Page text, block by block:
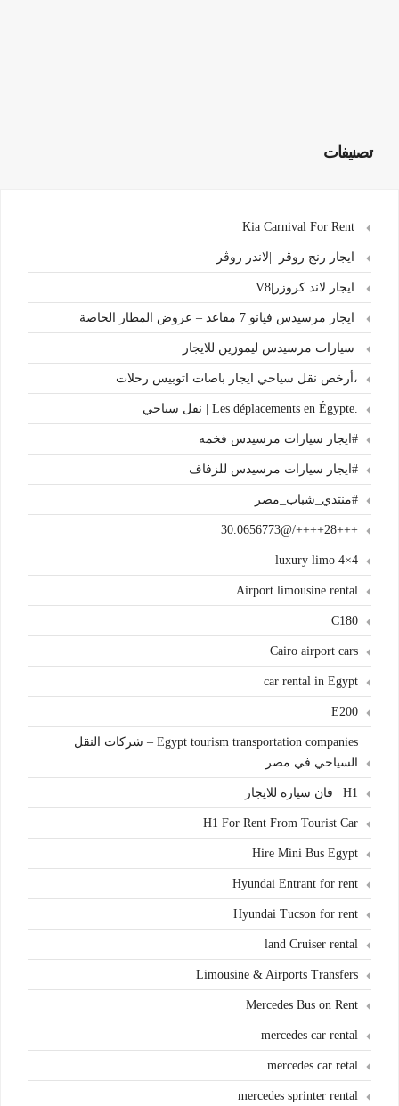
تصنيفات
ايجار رنج روڤر |لاندر روڤر
ايجار لاند كروزر|V8
ايجار مرسيدس فيانو 7 مقاعد – عروض المطار الخاصة
سيارات مرسيدس ليموزين للايجار
،أرخص نقل سياحي ايجار باصات اتوبيس رحلات
.Les déplacements en Égypte | نقل سياحي
#ايجار سيارات مرسيدس فخمه
#ايجار سيارات مرسيدس للزفاف
#منتدي_شباب_مصر
+++28++++/@30.0656773
4×4 luxury limo
Airport limousine rental
C180
Cairo airport cars
car rental in Egypt
E200
Egypt tourism transportation companies – شركات النقل
السياحي في مصر
H1 | فان سيارة للايجار
H1 For Rent From Tourist Car
Hire Mini Bus Egypt
Hyundai Entrant for rent
Hyundai Tucson for rent
land Cruiser rental
Limousine & Airports Transfers
Mercedes Bus on Rent
mercedes car rental
mercedes car retal
mercedes sprinter rental